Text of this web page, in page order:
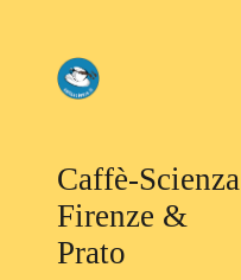
Caffè-Scienza
Firenze &
Prato